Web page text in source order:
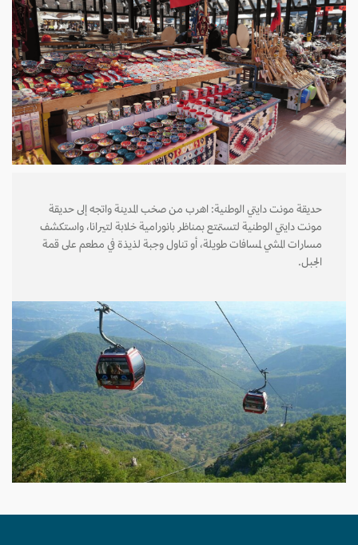
حديقة مونت دايتي الوطنية: اهرب من صخب المدينة واتجه إلى حديقة
مونت دايتي الوطنية لتستمتع بمناظر بانورامية خلابة لتيرانا، واستكشف
مسارات المشي لمسافات طويلة، أو تناول وجبة لذيذة في مطعم على قمة
الجبل.